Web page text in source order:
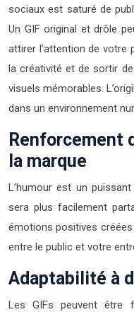
sociaux est saturé de
Un GIF original et drôle
attirer l’attention de votre
la créativité et de sortir
visuels mémorables.
dans un environnement
Renforcement
la marque
L’humour est un
sera plus facilement
émotions positives
entre le public et votre
Adaptabilité à
Les GIFs peuvent être